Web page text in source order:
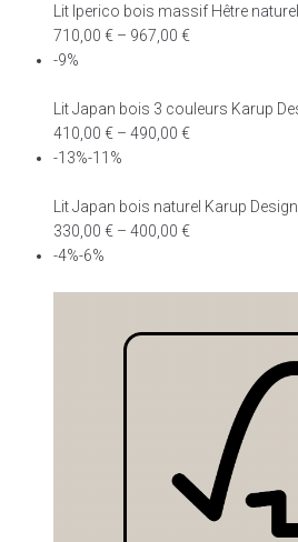
Lit Iperico bois massif Hêtre
710,00 € – 967,00 €
-9%
Lit Japan bois 3 couleurs Karup
410,00 € – 490,00 €
-13%-11%
Lit Japan bois naturel Karup Design
330,00 € – 400,00 €
-4%-6%